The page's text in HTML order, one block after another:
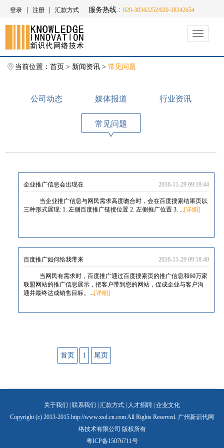
登录 注册 汇款方式 服务热线 : 020-38342252/020-38342654
Toggle
当前位置： 首页 > 新闻资讯 > 常见问题
公司动态 媒体报道 行业资讯
常见问题
企业推广信息会出现在 2016-11-29 09:19:44
当企业推广信息与网民需求高度吻合时，会在百度搜索结果页以
三种形式展现: 1. 左侧百度推广链接位置 2. 左侧推广位置 3. ...[详细]
百度推广如何给我带来 2016-11-29 09:18:40
当网民有需求时，百度推广通过百度搜索页的推广信息和60万家
联盟网站的推广信息展示，把客户带到您的网站，促成企业与客户沟
通并最终达成销售目标。...[详细]
首页 1 尾页
关于我们 联系我们 汇款方式 人才招聘 企业文化
Copyright (c) 2013-2015 http://www.xsd.cn.com All Rights Reserved. 广州新识代网
络技术有限公司 版权所有
粤ICP备15076711号